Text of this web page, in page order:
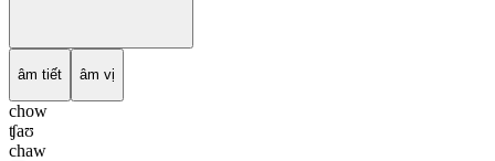
âm tiết âm vị
chow
ʧaʊ
chaw